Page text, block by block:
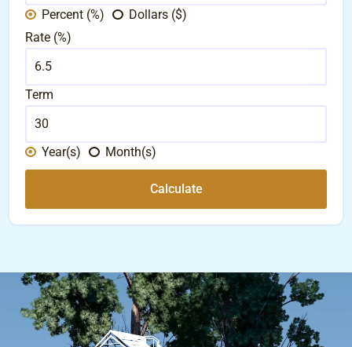
Percent (%)
Dollars ($)
Rate (%)
Term
Year(s) Month(s)
Calculate